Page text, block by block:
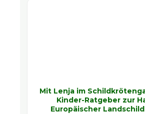
Mit Lenja im
Kinder-Ratgeber zur
Europäischer